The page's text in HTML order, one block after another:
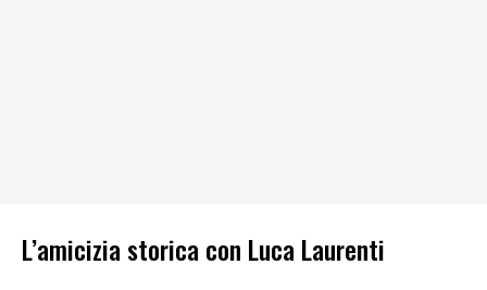
L’amicizia storica con Luca Laurenti